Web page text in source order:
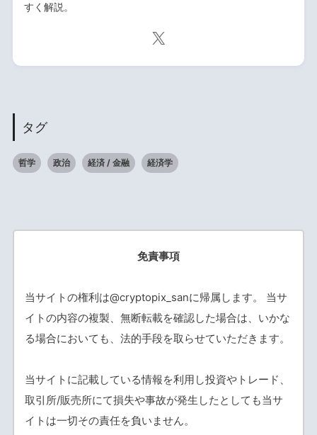
すく解説。
タグ
哲学 政治 経済 / 金融 経済学
免責事項
当サイトの権利は@cryptopix_sanに帰属します。 当サ
イトの内容の複製、無断転載を確認した場合は、いかな
る場合においても、法的手段を取らせていただきます。
当サイトに記載している情報を利用し投資やトレード、
取引所/販売所にて損失や事故が発生したとしても当サ
イトは一切その責任を負いません。